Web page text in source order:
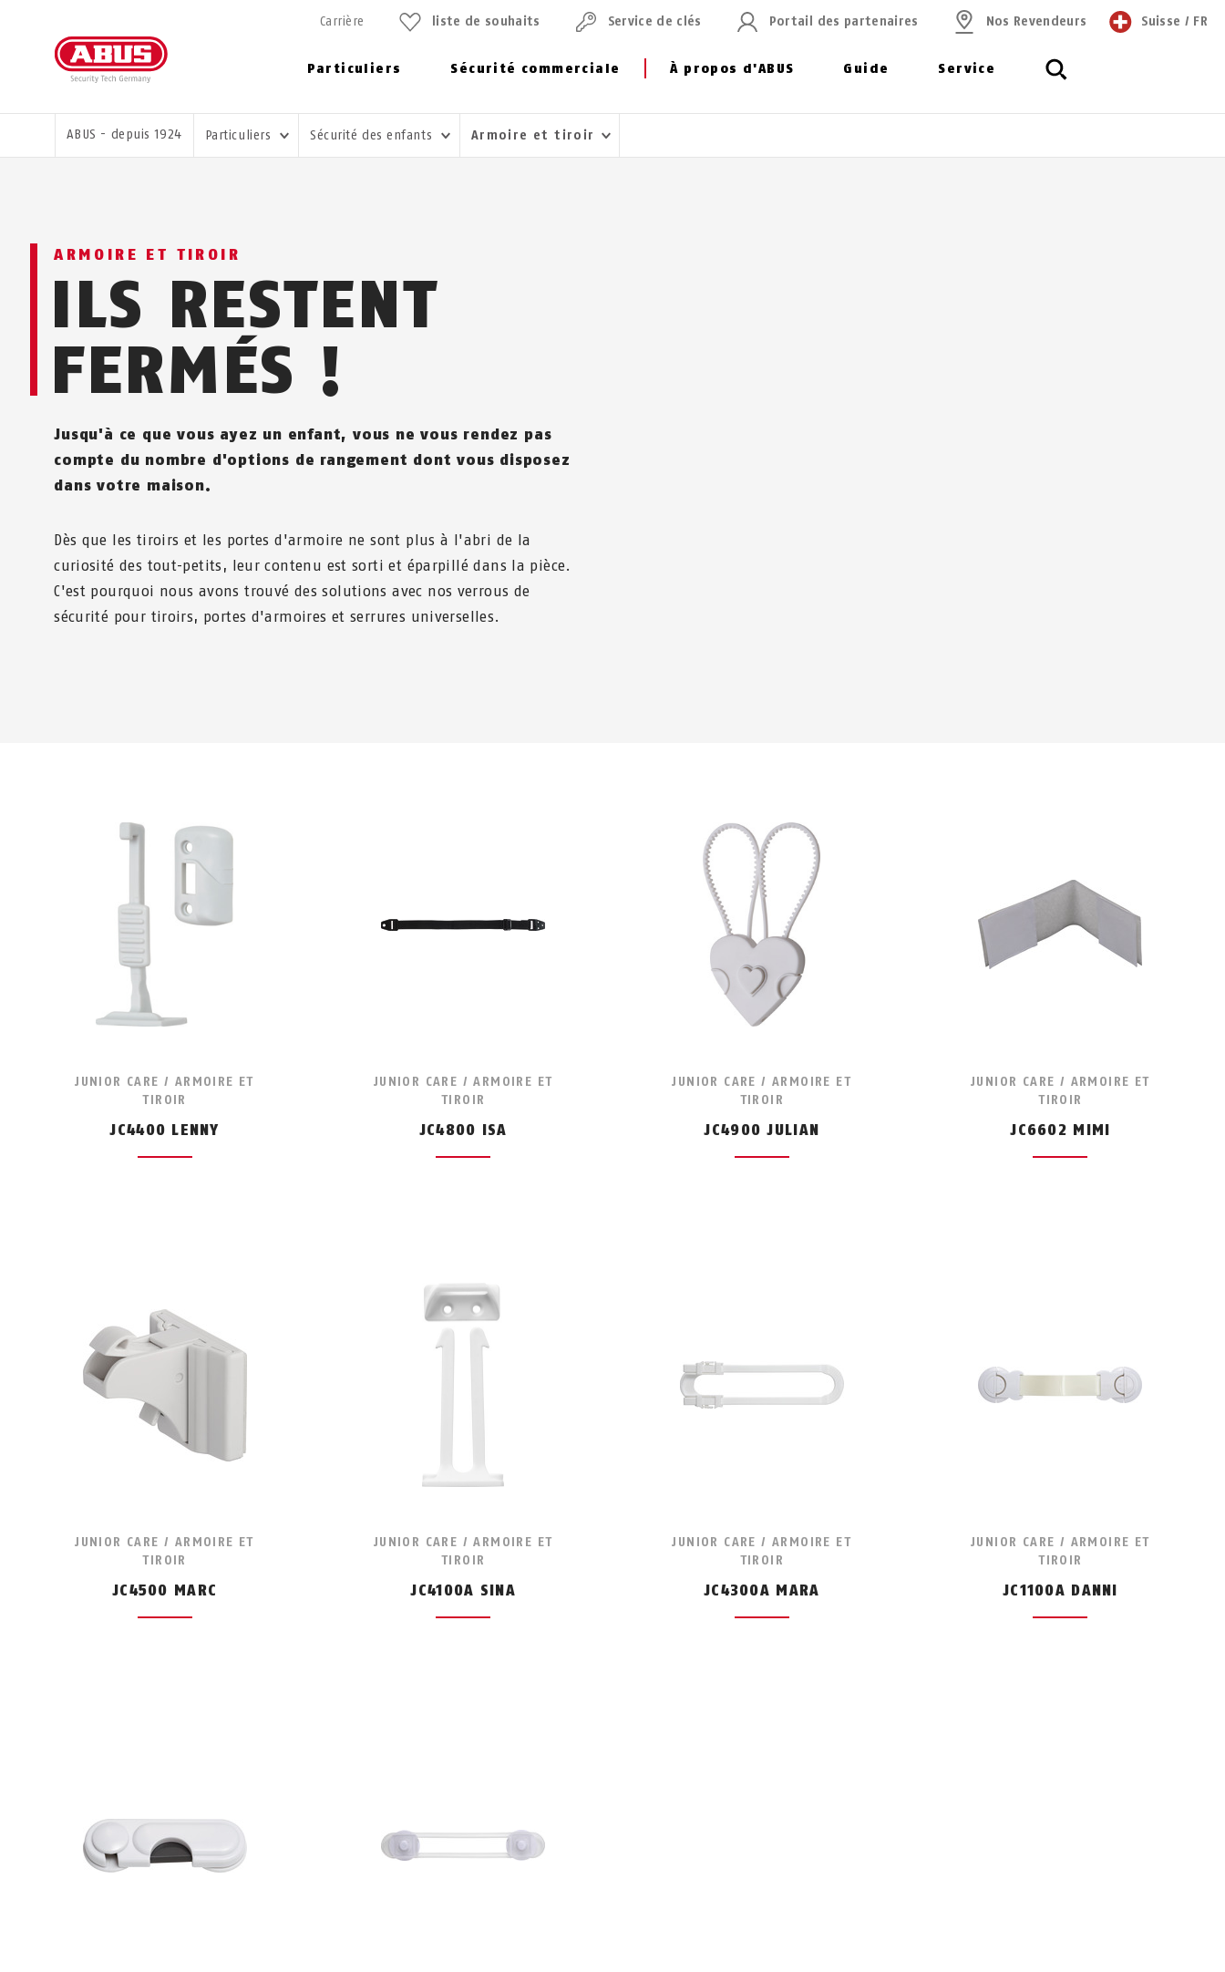
Particuliers Sécurité commerciale À propos d'ABUS Guide Service
Carrière liste de souhaits Service de clés Portail des partenaires Nos Revendeurs Suisse / FR
VOUS ÊTES ICI:
ABUS - depuis 1924 Particuliers Sécurité des enfants Armoire et tiroir
ARMOIRE ET TIROIR
ILS RESTENT
FERMÉS !
Jusqu'à ce que vous ayez un enfant, vous ne vous rendez pas
compte du nombre d'options de rangement dont vous disposez
dans votre maison.
Dès que les tiroirs et les portes d'armoire ne sont plus à l'abri de la
curiosité des tout-petits, leur contenu est sorti et éparpillé dans la pièce.
C'est pourquoi nous avons trouvé des solutions avec nos verrous de
sécurité pour tiroirs, portes d'armoires et serrures universelles.
JUNIOR CARE / ARMOIRE ET
TIROIR
JC4400 LENNY
JUNIOR CARE / ARMOIRE ET
TIROIR
JC4800 ISA
JUNIOR CARE / ARMOIRE ET
TIROIR
JC4900 JULIAN
JUNIOR CARE / ARMOIRE ET
TIROIR
JC6602 MIMI
JUNIOR CARE / ARMOIRE ET
TIROIR
JC4500 MARC
JUNIOR CARE / ARMOIRE ET
TIROIR
JC4100A SINA
JUNIOR CARE / ARMOIRE ET
TIROIR
JC4300A MARA
JUNIOR CARE / ARMOIRE ET
TIROIR
JC1100A DANNI